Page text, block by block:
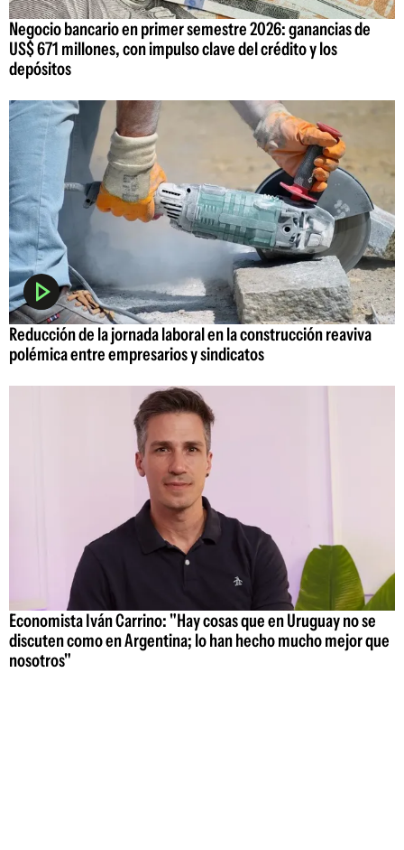
Negocio bancario en primer semestre 2026: ganancias de
US$ 671 millones, con impulso clave del crédito y los
depósitos
Reducción de la jornada laboral en la construcción reaviva
polémica entre empresarios y sindicatos
Economista Iván Carrino: "Hay cosas que en Uruguay no se
discuten como en Argentina; lo han hecho mucho mejor que
nosotros"